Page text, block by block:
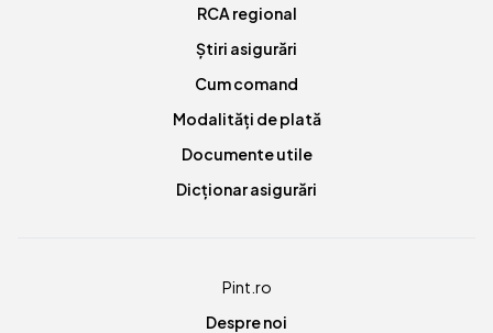
RCA regional
Știri asigurări
Cum comand
Modalități de plată
Documente utile
Dicționar asigurări
Pint.ro
Despre noi